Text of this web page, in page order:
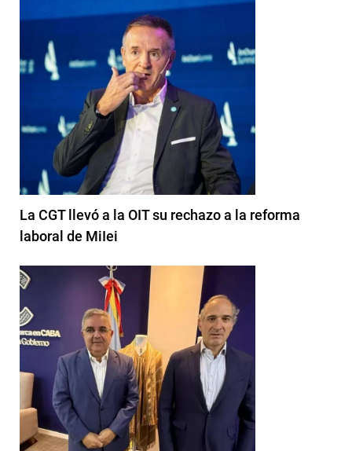
La CGT llevó a la OIT su rechazo a la reforma
laboral de MiIei